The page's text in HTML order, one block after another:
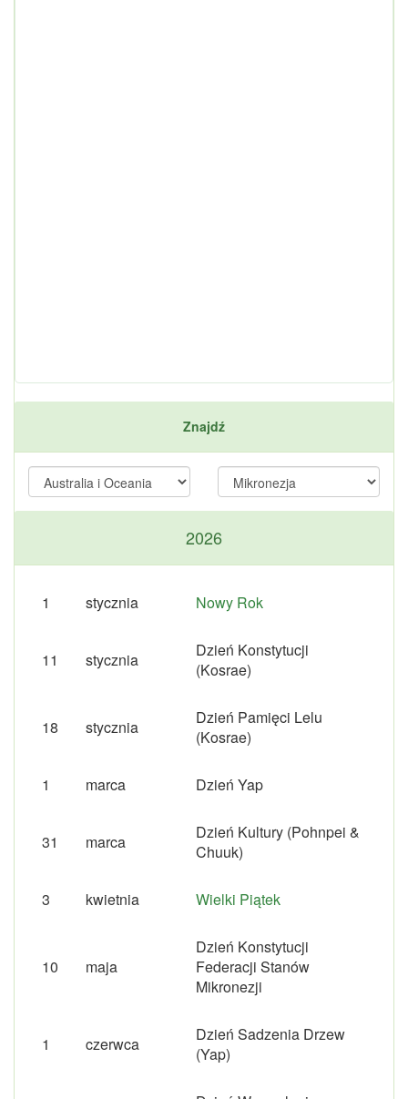
Znajdź
2026
1 stycznia Nowy Rok
11 stycznia
Dzień Konstytucji
(Kosrae)
18 stycznia
Dzień Pamięci Lelu
(Kosrae)
1 marca Dzień Yap
31 marca
Dzień Kultury (Pohnpei &
Chuuk)
3 kwietnia Wielki Piątek
10 maja
Dzień Konstytucji
Federacji Stanów
Mikronezji
1 czerwca
Dzień Sadzenia Drzew
(Yap)